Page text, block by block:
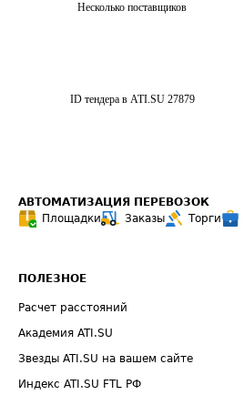
Несколько поставщиков
ID тендера в ATI.SU 27879
АВТОМАТИЗАЦИЯ ПЕРЕВОЗОК
Площадки
Заказы Торги
ПОЛЕЗНОЕ
Расчет расстояний
Академия ATI.SU
Звезды ATI.SU на вашем сайте
Индекс ATI.SU FTL РФ